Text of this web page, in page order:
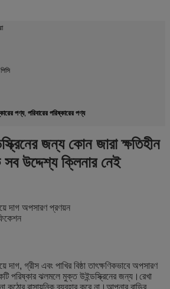
পণ্য, পরিবারের পরিষ্কারের পণ্য
জন্য কোন জারা ক্ষতিহীন
উদ্দেশ্য ক্লিনার নেই
দাগ অপসারণ প্রণয়ন
গ্রীস এবং পাখির বিষ্ঠা তাৎক্ষণিকভাবে অপসারণ
পরিষ্কার ঝলমলে মুক্ত উইন্ডস্ক্রিনের জন্য।রেখা
কঠোর রাসায়নিক ব্যবহার করে না।আপনার বাড়ির